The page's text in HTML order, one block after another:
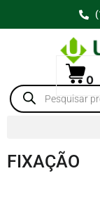
0
FIXAÇÃO